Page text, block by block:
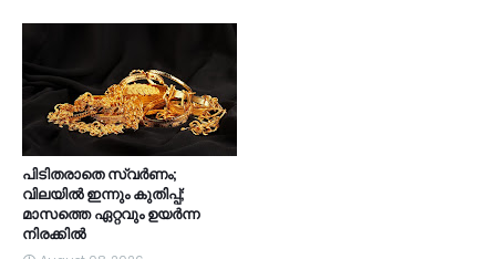
പിടിതരാതെ സ്വർണം;
വിലയിൽ ഇന്നും കുതിപ്പ്;
മാസത്തെ ഏറ്റവും ഉയർന്ന
നിരക്കിൽ